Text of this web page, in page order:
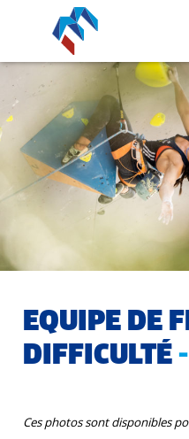
EQUIPE DE
DIFFICULTÉ
Ces photos sont disponibles